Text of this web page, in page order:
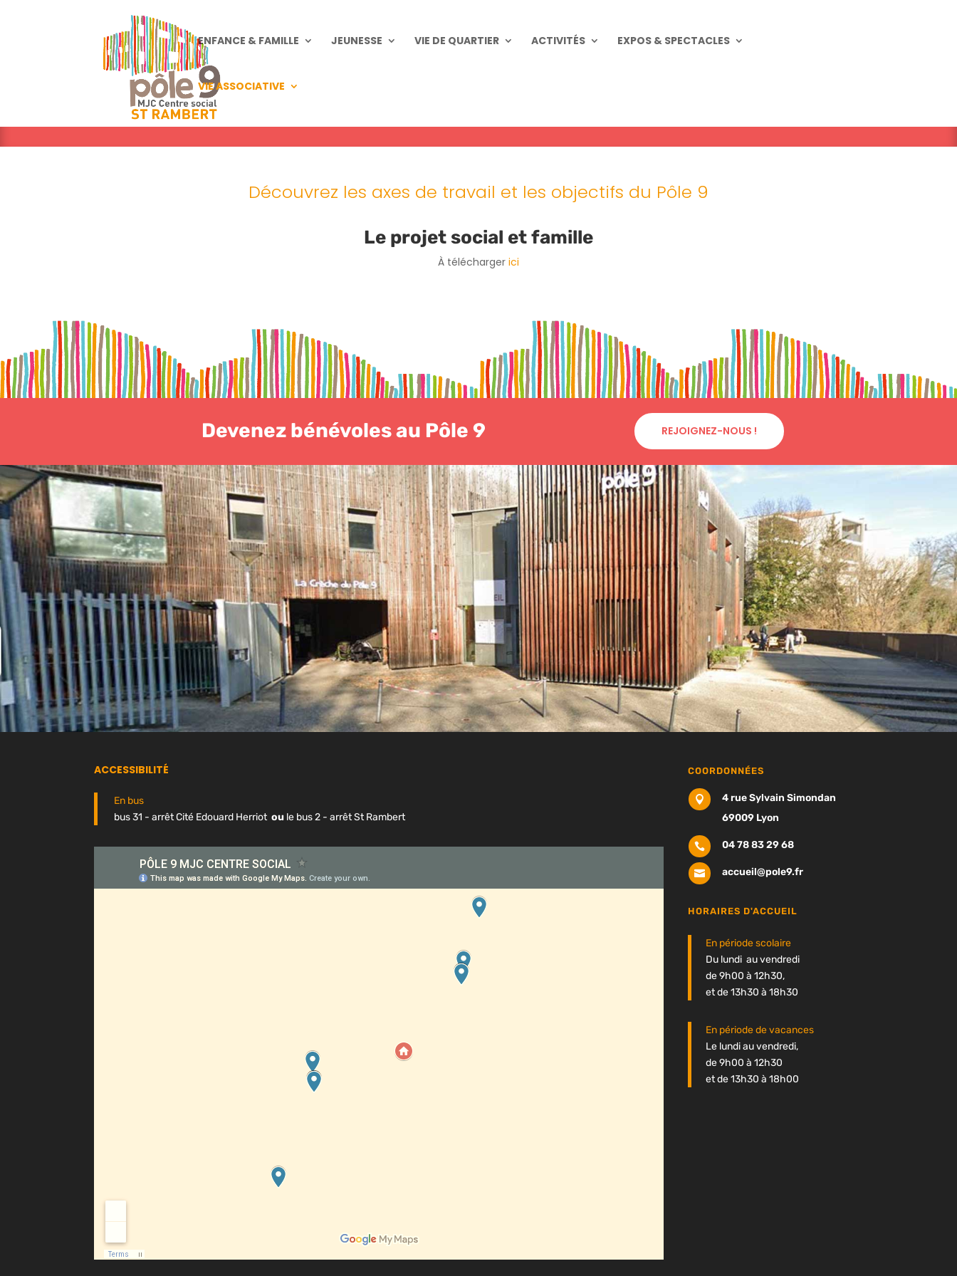
ENFANCE & FAMILLE JEUNESSE VIE DE QUARTIER ACTIVITÉS EXPOS & SPECTACLES
VIE ASSOCIATIVE
Découvrez les axes de travail et les objectifs du Pôle 9
Le projet social et famille
À télécharger ici
Devenez bénévoles au Pôle 9 REJOIGNEZ-NOUS !
ACCESSIBILITÉ
En bus
bus 31 - arrêt Cité Edouard Herriot ou le bus 2 - arrêt St Rambert
COORDONNÉES

4 rue Sylvain Simondan
69009 Lyon
 04 78 83 29 68
 accueil@pole9.fr
HORAIRES D'ACCUEIL
En période scolaire
Du lundi au vendredi
de 9h00 à 12h30,
et de 13h30 à 18h30
En période de vacances
Le lundi au vendredi,
de 9h00 à 12h30
et de 13h30 à 18h00